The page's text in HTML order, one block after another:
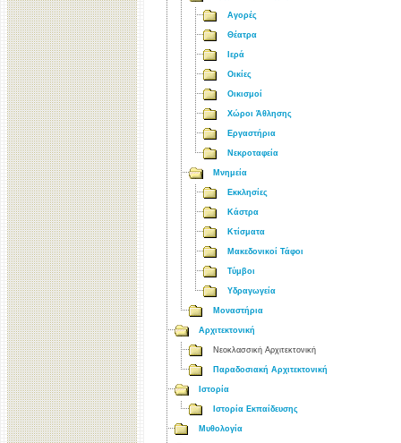
Αγορές
Θέατρα
Ιερά
Οικίες
Οικισμοί
Χώροι Άθλησης
Εργαστήρια
Νεκροταφεία
Μνημεία
Εκκλησίες
Κάστρα
Κτίσματα
Μακεδονικοί Τάφοι
Τύμβοι
Υδραγωγεία
Μοναστήρια
Αρχιτεκτονική
Νεοκλασσική Αρχιτεκτονική
Παραδοσιακή Αρχιτεκτονική
Ιστορία
Ιστορία Εκπαίδευσης
Μυθολογία